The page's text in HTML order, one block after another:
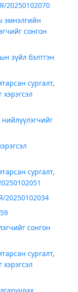
20250102070
эмнэлгийн
сонгон
зүйл бэлтгэн
сургалт,
сургалт,
20250102034
сонгон
сургалт,